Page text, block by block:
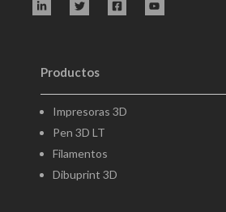
Productos
Impresoras 3D
Pen 3D LT
Filamentos
Dibuprint 3D